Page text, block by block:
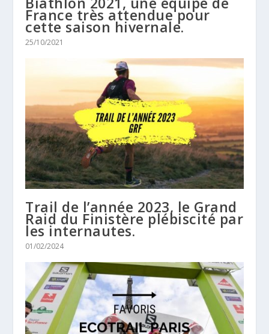
France très attendue pour
cette saison hivernale.
25/10/2021
Trail de l’année 2023, le Grand
Raid du Finistère plébiscité par
les internautes.
01/02/2024